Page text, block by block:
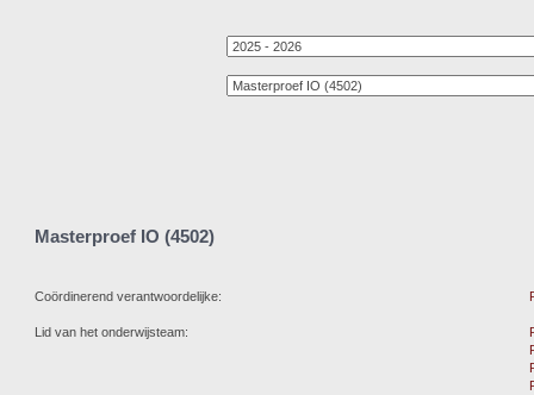
Masterproef IO (4502)
Coördinerend verantwoordelijke:
Lid van het onderwijsteam: